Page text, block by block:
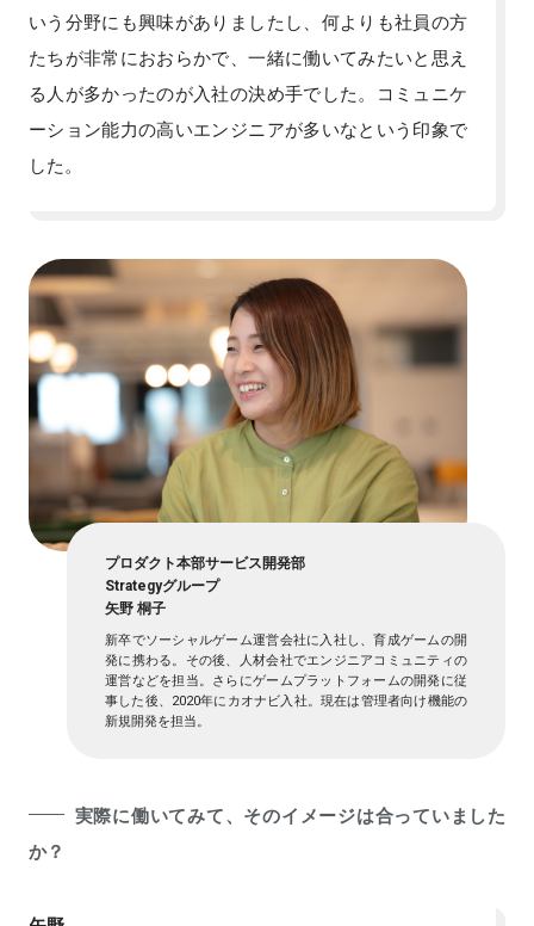
いう分野にも興味がありましたし、何よりも社員の方
たちが非常におおらかで、一緒に働いてみたいと思え
る人が多かったのが入社の決め手でした。コミュニケ
ーション能力の高いエンジニアが多いなという印象で
した。
プロダクト本部サービス開発部
Strategyグループ
矢野 桐子
新卒でソーシャルゲーム運営会社に入社し、育成ゲームの開
発に携わる。その後、人材会社でエンジニアコミュニティの
運営などを担当。さらにゲームプラットフォームの開発に従
事した後、2020年にカオナビ入社。現在は管理者向け機能の
新規開発を担当。
実際に働いてみて、そのイメージは合っていました
か？